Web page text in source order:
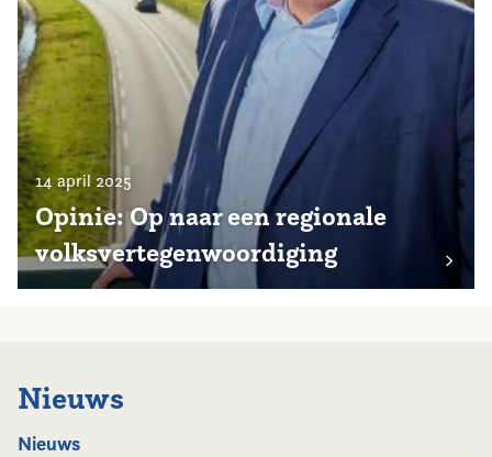
14 april 2025
Opinie: Op naar een regionale
volksvertegenwoordiging
Nieuws
Nieuws